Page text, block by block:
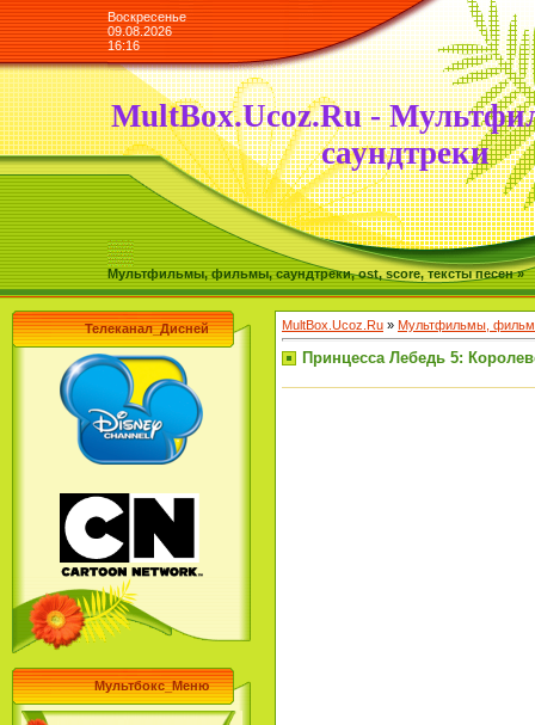
Воскресенье
09.08.2026
16:16
MultBox.Ucoz.Ru -
саундтреки
Мультфильмы, фильмы, саундтреки, ost, score, тексты песен »
Телеканал_Дисней
Мультбокс_Меню
MultBox.Ucoz.Ru » Мультфильмы,
Принцесса Лебедь 5: